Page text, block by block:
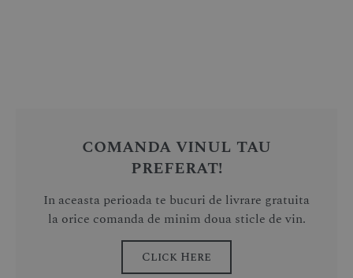
comanda vinul tau
preferat!
In aceasta perioada te bucuri de livrare gratuita
la orice comanda de minim doua sticle de vin.
Click Here